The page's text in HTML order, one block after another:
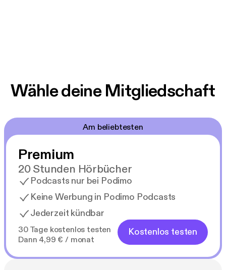
Wähle deine Mitgliedschaft
Am beliebtesten
Premium
20 Stunden Hörbücher
Podcasts nur bei Podimo
Keine Werbung in Podimo Podcasts
Jederzeit kündbar
30 Tage kostenlos testen
Dann 4,99 € / monat
Kostenlos testen